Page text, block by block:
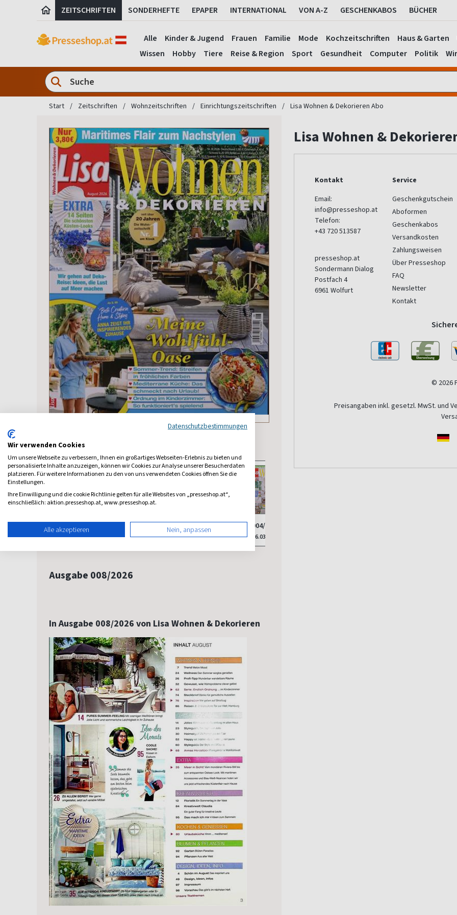
ZEITSCHRIFTEN SONDERHEFTE EPAPER INTERNATIONAL VON A-Z GESCHENKABOS BÜCHER
Alle Kinder & Jugend Frauen Familie Mode Kochzeitschriften Haus & Garten
Wissen
Hobby Tiere Reise & Region Sport Gesundheit Computer Politik
Start Zeitschriften Wohnzeitschriften Einrichtungszeitschriften Lisa Wohnen & Dekorieren Abo
Ausgaben
008/2026
03.07.2026
007/2026 006/2026
08.05.2026
005/2026
02.04.2026
004/2026
06.03.2026
Ausgabe 008/2026
In Ausgabe 008/2026 von Lisa Wohnen & Dekorieren
Lisa Wohnen &
Kontakt
Email:
info@presseshop.at
Telefon:
+43 720 513587
presseshop.at
Sondermann Dialog
Postfach 4
6961 Wolfurt
Service
Geschenkgutschein
Aboformen
Geschenkabos
Versandkosten
Zahlungsweisen
Über Presseshop
FAQ
Newsletter
Kontakt
© 2026
Preisangaben inkl. gesetzl. MwSt. und
Datenschutzbestimmungen
Wir verwenden Cookies
Um unsere Webseite zu verbessern, Ihnen ein großartiges Webseiten-Erlebnis zu bieten und
personalisierte Inhalte anzuzeigen, können wir Cookies zur Analyse unserer Besucherdaten
platzieren. Für weitere Informationen zu den von uns verwendeten Cookies öffnen Sie die
Einstellungen.
Ihre Einwilligung und die cookie Richtlinie gelten für alle Websites von „presseshop.at“,
einschließlich: aktion.presseshop.at, www.presseshop.at.
Alle akzeptieren Nein, anpassen